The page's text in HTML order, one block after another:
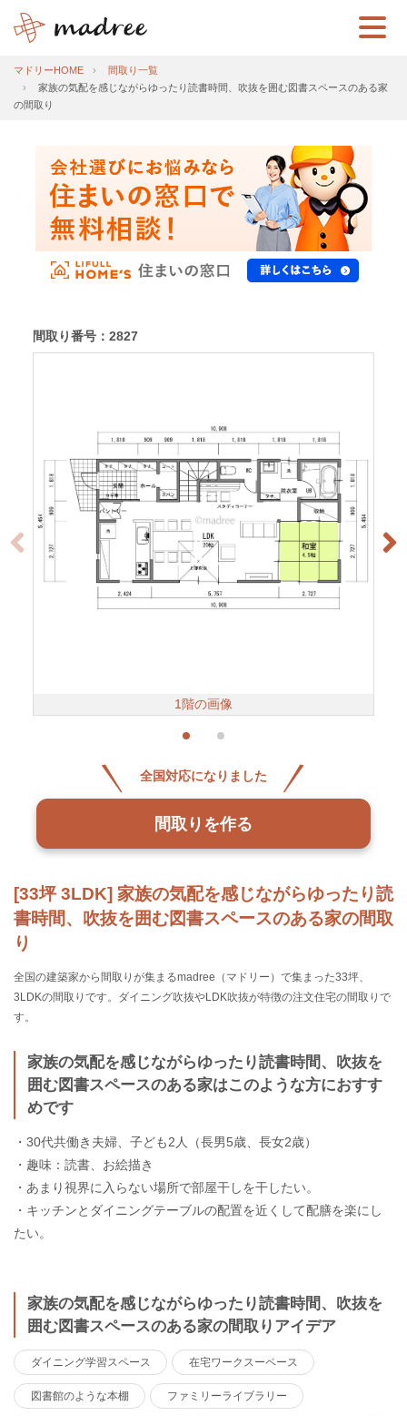
マドリーHOME
間取り一覧
家族の気配を感じながらゆったり読書時間、吹抜を囲む図書スペースのある家
の間取り
[33坪 3LDK] 家族の気配を感じながらゆったり読
書時間、吹抜を囲む図書スペースのある家の間取
り
全国の建築家から間取りが集まるmadree（マドリー）で集まった33坪、
3LDKの間取りです。ダイニング吹抜やLDK吹抜が特徴の注文住宅の間取りで
す。
家族の気配を感じながらゆったり読書時間、吹抜を
囲む図書スペースのある家はこのような方におすす
めです
・30代共働き夫婦、子ども2人（長男5歳、長女2歳）
・趣味：読書、お絵描き
・あまり視界に入らない場所で部屋干しを干したい。
・キッチンとダイニングテーブルの配置を近くして配膳を楽にし
たい。
家族の気配を感じながらゆったり読書時間、吹抜を
囲む図書スペースのある家の間取りアイデア
ダイニング学習スペース 在宅ワークスーペース
図書館のような本棚 ファミリーライブラリー
間取り番号：2827
1階の画像
全国対応になりました
間取りを作る